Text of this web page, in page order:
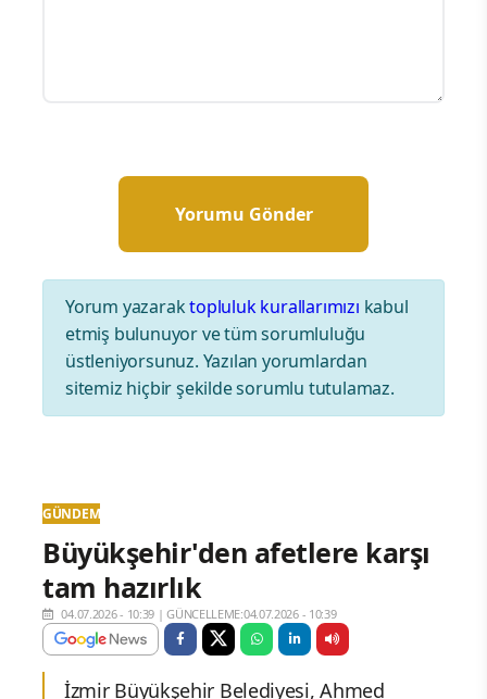
Yorum yazaraktopluluk kurallarımızı kabul
etmiş bulunuyor ve tüm sorumluluğu
üstleniyorsunuz. Yazılan yorumlardan
sitemiz hiçbir şekilde sorumlu tutulamaz.
GÜNDEM
Büyükşehir'den afetlere karşı
tam hazırlık
04.07.2026 - 10:39 |GÜNCELLEME:04.07.2026 - 10:39
İzmir Büyükşehir Belediyesi, Ahmed